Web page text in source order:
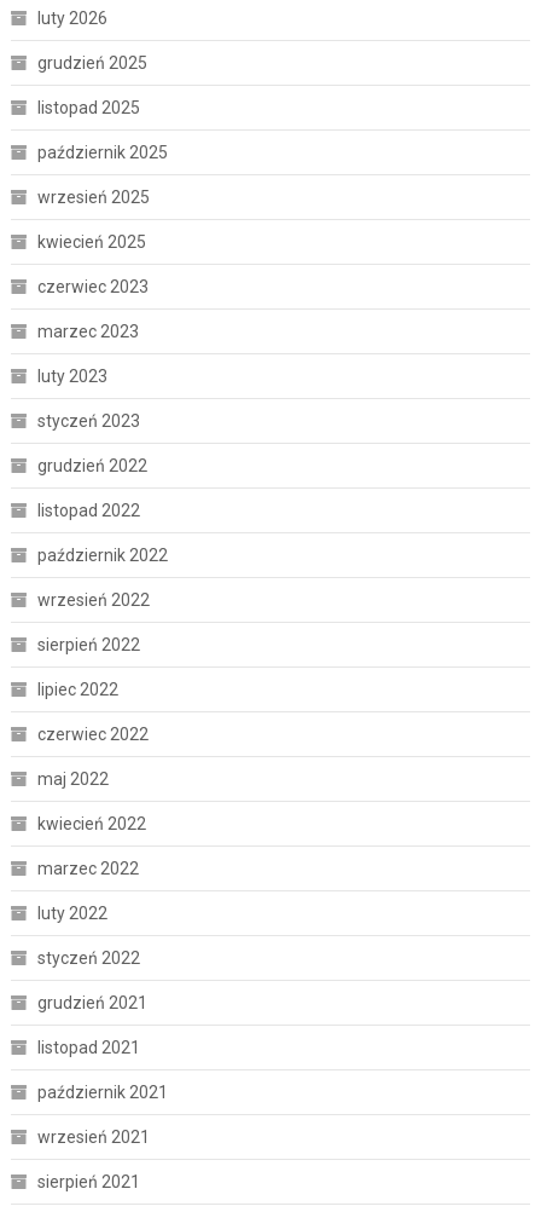
luty 2026
grudzień 2025
listopad 2025
październik 2025
wrzesień 2025
kwiecień 2025
czerwiec 2023
marzec 2023
luty 2023
styczeń 2023
grudzień 2022
listopad 2022
październik 2022
wrzesień 2022
sierpień 2022
lipiec 2022
czerwiec 2022
maj 2022
kwiecień 2022
marzec 2022
luty 2022
styczeń 2022
grudzień 2021
listopad 2021
październik 2021
wrzesień 2021
sierpień 2021